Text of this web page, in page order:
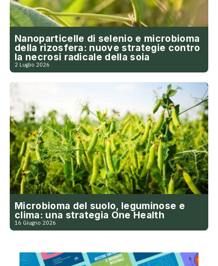
Nanoparticelle di selenio e microbioma
della rizosfera: nuove strategie contro
la necrosi radicale della soia
2 Luglio 2026
Microbioma del suolo, leguminose e
clima: una strategia One Health
16 Giugno 2026